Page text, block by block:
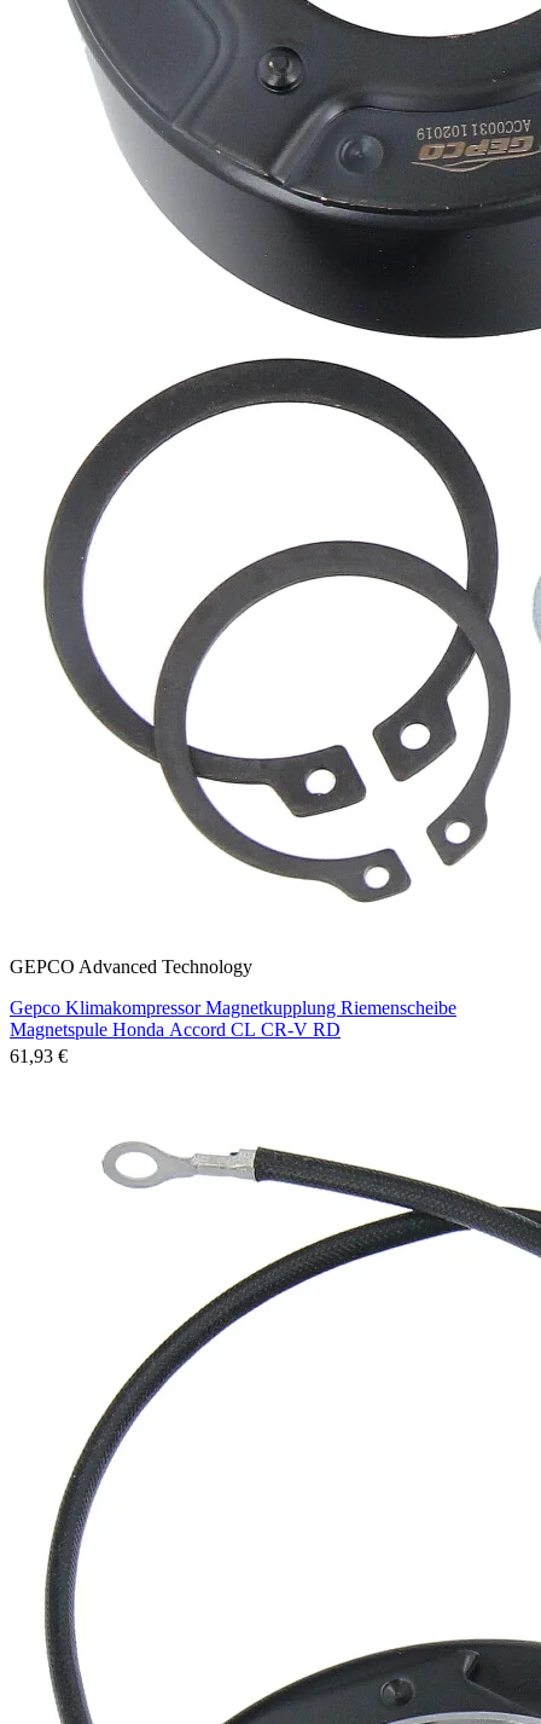
GEPCO Advanced Technology
Gepco Klimakompressor Magnetkupplung Riemenscheibe
Magnetspule Honda Accord CL CR-V RD
61,93 €